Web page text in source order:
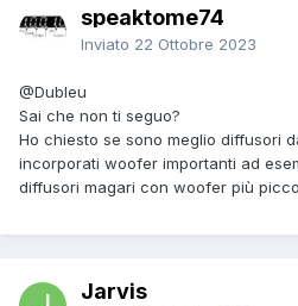
speaktome74
Inviato 22 Ottobre 2023
@Dubleu
Sai che non ti seguo?
Ho chiesto se sono meglio diffusori
incorporati woofer importanti ad
diffusori magari con woofer più
Jarvis